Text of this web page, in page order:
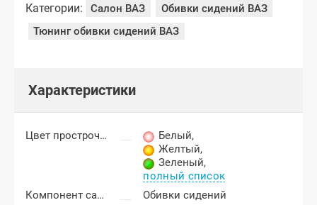
Категории: Салон ВАЗ
Обивки сидений ВАЗ
Тюнинг обивки сидений ВАЗ
Характеристики
Цвет прострочки Белый,
Желтый,
Зеленый,
полный список
Компонент салона
Обивки сидений